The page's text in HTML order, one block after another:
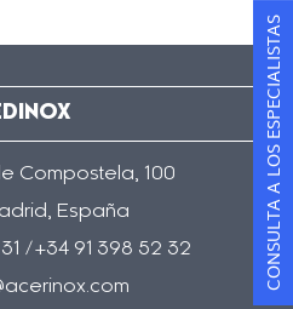
Compostela, 100
España
31 /+34 91 398 52 32
CONSULTA A LOS ESPECIALISTAS